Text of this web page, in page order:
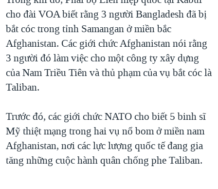
THƯỢNG ĐỈNH TRUMP-KIM TẠI VIỆT NAM
TRỊNH VĨNH BÌNH VS. CHÍNH PHỦ VIỆT NAM
NGƯ DÂN VIỆT VÀ LÀN SÓNG TRỘM HẢI SÂM
BÊN KIA QUỐC LỘ: TIẾNG VỌNG TỪ NÔNG THÔN MỸ
QUAN HỆ VIỆT MỸ
cho đài VOA biết rằng 3 người Bangladesh đã bị
bắt cóc trong tỉnh Samangan ở miền bắc
Afghanistan. Các giới chức Afghanistan nói rằng
3 người đó làm việc cho một công ty xây dựng
của Nam Triều Tiên và thủ phạm của vụ bắt cóc là
Taliban.
Trước đó, các giới chức NATO cho biết 5 binh sĩ
Mỹ thiệt mạng trong hai vụ nổ bom ở miền nam
Afghanistan, nơi các lực lượng quốc tế đang gia
tăng những cuộc hành quân chống phe Taliban.